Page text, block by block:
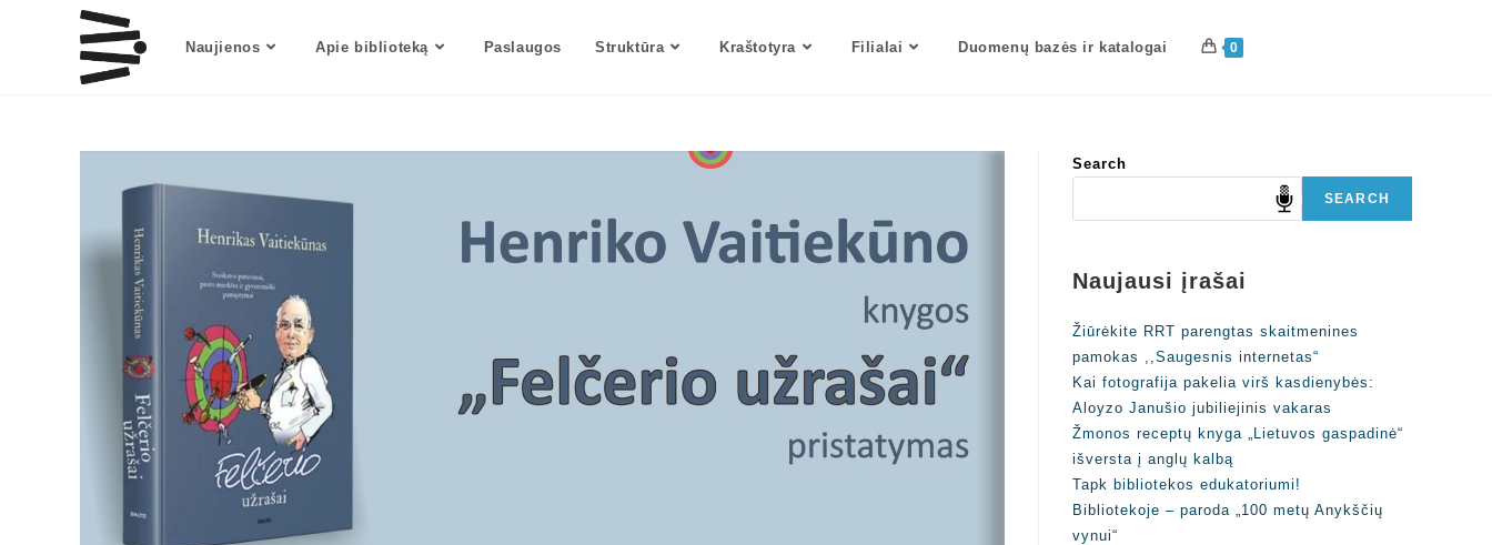
Naujienos Apie biblioteką Paslaugos Struktūra Kraštotyra Filialai Duomenų bazės ir katalogai 0
Search
SEARCH
Naujausi įrašai
Žiūrėkite RRT parengtas skaitmenines
pamokas ,,Saugesnis internetas“
Kai fotografija pakelia virš kasdienybės:
Aloyzo Janušio jubiliejinis vakaras
Žmonos receptų knyga „Lietuvos gaspadinė“
išversta į anglų kalbą
Tapk bibliotekos edukatoriumi!
Bibliotekoje – paroda „100 metų Anykščių
vynui“